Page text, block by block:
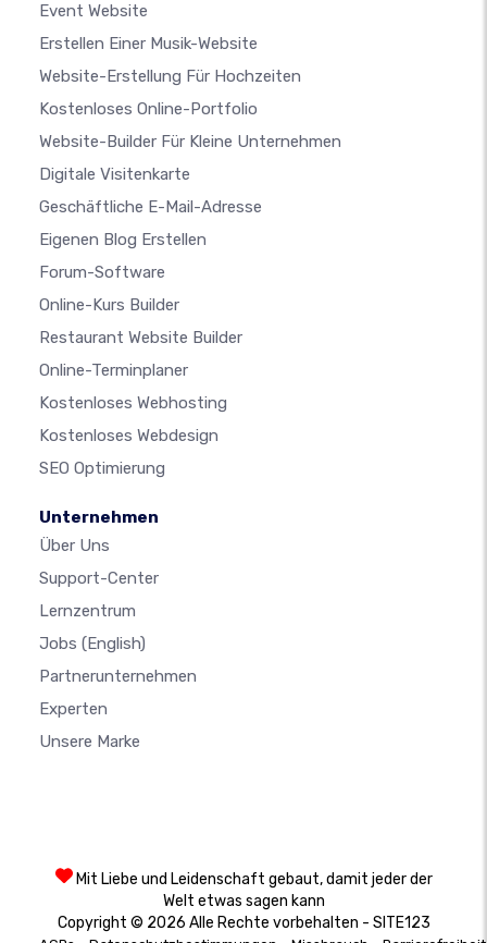
Event Website
Erstellen Einer Musik-Website
Website-Erstellung Für Hochzeiten
Kostenloses Online-Portfolio
Website-Builder Für Kleine Unternehmen
Digitale Visitenkarte
Geschäftliche E-Mail-Adresse
Eigenen Blog Erstellen
Forum-Software
Online-Kurs Builder
Restaurant Website Builder
Online-Terminplaner
Kostenloses Webhosting
Kostenloses Webdesign
SEO Optimierung
Unternehmen
Über Uns
Support-Center
Lernzentrum
Jobs (English)
Partnerunternehmen
Experten
Unsere Marke
Mit Liebe und Leidenschaft gebaut, damit jeder der
Welt etwas sagen kann
Copyright © 2026 Alle Rechte vorbehalten - SITE123